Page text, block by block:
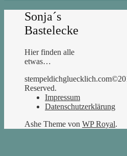
Sonja´s
Bastelecke
Hier finden alle
etwas…
Reserved.
Impressum
Datenschutzerklärung
Ashe Theme von WP Royal.